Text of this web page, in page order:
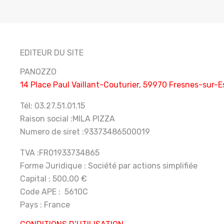
EDITEUR DU SITE
PANOZZO
14 Place Paul Vaillant-Couturier, 59970 Fresnes-sur-
Tél: 03.27.51.01.15
Raison social :MILA PIZZA
Numero de siret :93373486500019
TVA :FR01933734865
Forme Juridique : Société par actions simplifiée
Capital : 500,00 €
Code APE : 5610C
Pays : France